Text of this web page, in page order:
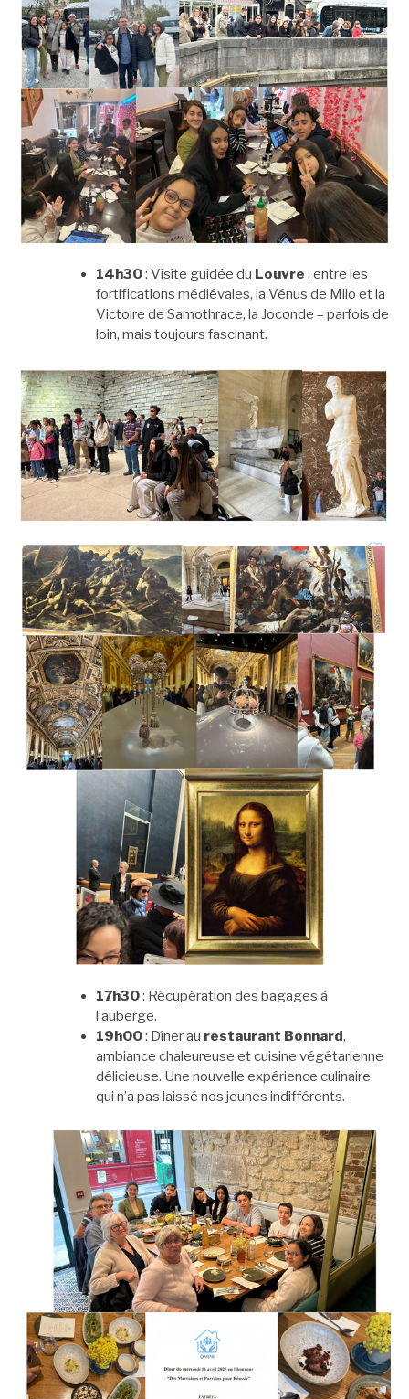
14h30: Visite guidée du Louvre : entre les
fortifications médiévales, la Vénus de Milo et la
Victoire de Samothrace, la Joconde – parfois de
loin, mais toujours fascinant.
17h30: Récupération des bagages à
l’auberge.
19h00: Dîner au restaurant Bonnard,
ambiance chaleureuse et cuisine végétarienne
délicieuse. Une nouvelle expérience culinaire
qui n’a pas laissé nos jeunes indifférents.